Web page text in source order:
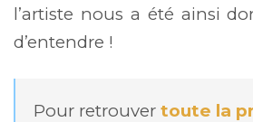
l’artiste nous a été ainsi
d’entendre !
Pour retrouver